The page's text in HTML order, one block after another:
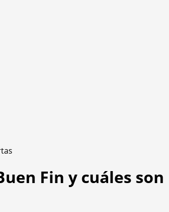
Fin y cuáles son